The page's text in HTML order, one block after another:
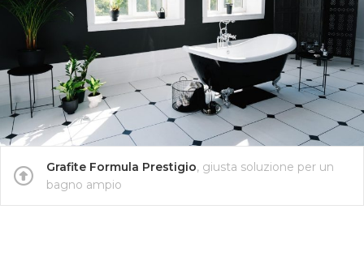
Grafite Formula Prestigio, giusta soluzione per un
bagno ampio